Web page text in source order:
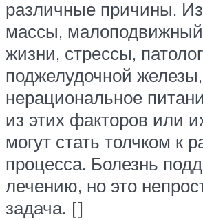
различные причины.
массы,
жизни, стрессы,
поджелудочной железы,
нерациональное
из этих факторов или
могут стать толчком к
процесса. Болезнь
лечению, но это
задача. []